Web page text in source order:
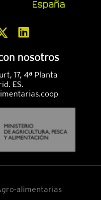
nosotros
17, 4ª Planta
ES.
alimentarias